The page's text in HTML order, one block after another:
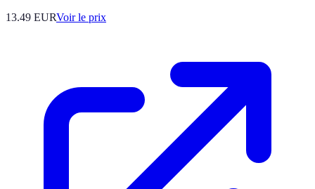
13.49 EURVoir le prix